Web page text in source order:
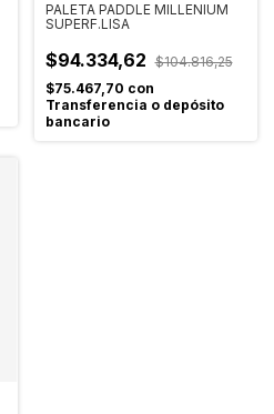
PALETA PADDLE MILLENIUM
SUPERF.LISA
$94.334,62 $104.816,25
$75.467,70 con
Transferencia o depósito
bancario